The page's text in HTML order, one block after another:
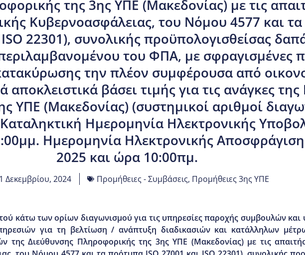
της 3ης ΥΠΕ (Μακεδονίας) με τις
Κυβερνοασφάλειας, του Νόμου 4577 και
ISO 22301), συνολικής προϋπολογισθείσας
του ΦΠΑ, με σφραγισμένες
την πλέον συμφέρουσα από
βάσει τιμής για τις ανάγκες της
ΥΠΕ (Μακεδονίας) (συστημικοί αριθμοί
Ημερομηνία Ηλεκτρονικής
Ημερομηνία Ηλεκτρονικής
2025 και ώρα 10:00πμ.
Δεκεμβρίου, 2024 Προμήθειες - Συμβάσεις, Προμήθειες 3ης ΥΠΕ
κάτω των ορίων διαγωνισμού για τις υπηρεσίες παροχής συμβουλών
για τη βελτίωση / ανάπτυξη διαδικασιών και κατάλληλων
της Διεύθυνσης Πληροφορικής της 3ης ΥΠΕ (Μακεδονίας) με τις